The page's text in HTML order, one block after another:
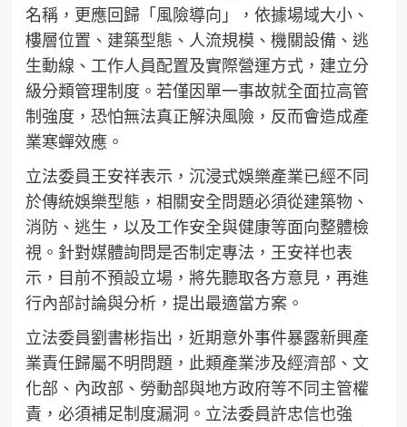
名稱，更應回歸「風險導向」，依據場域大小、
樓層位置、建築型態、人流規模、機關設備、逃
生動線、工作人員配置及實際營運方式，建立分
級分類管理制度。若僅因單一事故就全面拉高管
制強度，恐怕無法真正解決風險，反而會造成產
業寒蟬效應。
立法委員王安祥表示，沉浸式娛樂產業已經不同
於傳統娛樂型態，相關安全問題必須從建築物、
消防、逃生，以及工作安全與健康等面向整體檢
視。針對媒體詢問是否制定專法，王安祥也表
示，目前不預設立場，將先聽取各方意見，再進
行內部討論與分析，提出最適當方案。
立法委員劉書彬指出，近期意外事件暴露新興產
業責任歸屬不明問題，此類產業涉及經濟部、文
化部、內政部、勞動部與地方政府等不同主管權
責，必須補足制度漏洞。立法委員許忠信也強